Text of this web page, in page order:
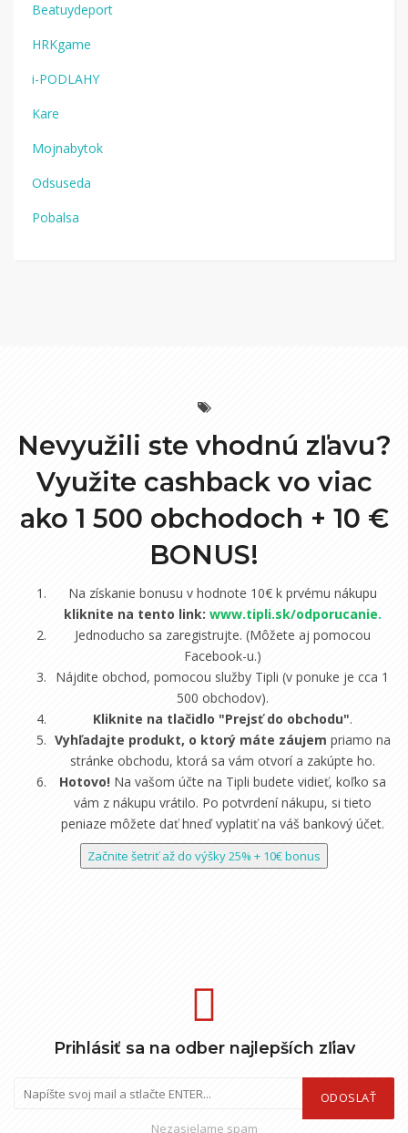
Beatuydeport
HRKgame
i-PODLAHY
Kare
Mojnabytok
Odsuseda
Pobalsa
Nevyužili ste vhodnú zľavu?
Využite cashback vo viac
ako 1 500 obchodoch + 10 €
BONUS!
Na získanie bonusu v hodnote 10€ k prvému nákupu
kliknite na tento link: www.tipli.sk/odporucanie.
Jednoducho sa zaregistrujte. (Môžete aj pomocou
Facebook-u.)
Nájdite obchod, pomocou služby Tipli (v ponuke je cca 1
500 obchodov).
Kliknite na tlačidlo "Prejsť do obchodu".
Vyhľadajte produkt, o ktorý máte záujem priamo na
stránke obchodu, ktorá sa vám otvorí a zakúpte ho.
Hotovo!Na vašom účte na Tipli budete vidieť, koľko sa
vám z nákupu vrátilo. Po potvrdení nákupu, si tieto
peniaze môžete dať hneď vyplatiť na váš bankový účet.
Začnite šetriť až do výšky 25% + 10€ bonus
Prihlásiť sa na odber najlepších zľiav
ODOSLAŤ
Nezasielame spam